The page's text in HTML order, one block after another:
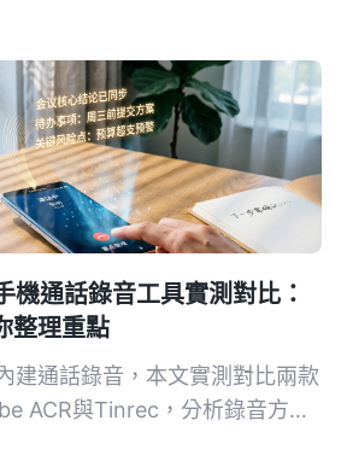
通話錄音工具實測對比：
整理重點
建通話錄音，本文實測對比兩款
ACR與Tinrec，分析錄音方